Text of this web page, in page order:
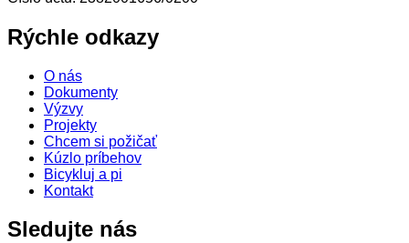
Rýchle odkazy
O nás
Dokumenty
Výzvy
Projekty
Chcem si požičať
Kúzlo príbehov
Bicykluj a pi
Kontakt
Sledujte nás